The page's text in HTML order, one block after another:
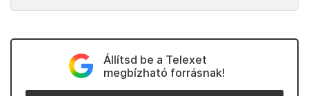
Állítsd be a Telexet
megbízható forrásnak!